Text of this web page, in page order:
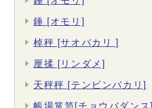
錘 [オモリ]
棹秤 [サオバカリ ]
厘揉 [リンダメ]
天秤秤 [テンビンバカリ]
帳場箪笥[チョウバダンス]